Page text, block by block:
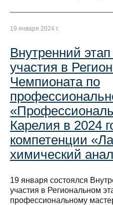
19 января 2024 г.
Внутренний
участия в
Чемпионата по
Карелия в 2024
компетенции
химический
19 января состоялся
участия в Региональном
профессиональному